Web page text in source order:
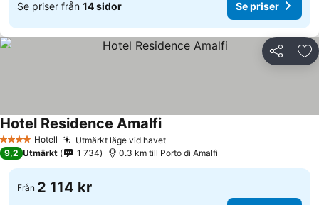
Se priser från 14 sidor Se priser
Dela
4 StjärnorHotell Utmärkt läge vid havet
Hotel Residence Amalfi
9,2 Utmärkt 1 734 0.3 km till Porto di Amalfi
Från 2 114 kr